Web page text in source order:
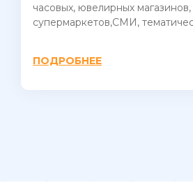
часовых, ювелирных
супермаркетов,СМИ,
ПОДРОБНЕЕ